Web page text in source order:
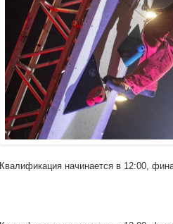
Квалификация начинается в 12:00,